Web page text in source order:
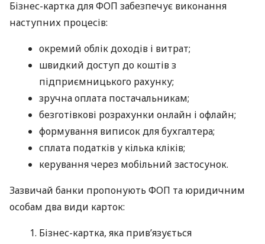
Бізнес-картка для ФОП забезпечує виконання
наступних процесів:
окремий облік доходів і витрат;
швидкий доступ до коштів з
підприємницького рахунку;
зручна оплата постачальникам;
безготівкові розрахунки онлайн і офлайн;
формування виписок для бухгалтера;
сплата податків у кілька кліків;
керування через мобільний застосунок.
Зазвичай банки пропонують ФОП та юридичним
особам два види карток:
Бізнес-картка, яка прив’язується